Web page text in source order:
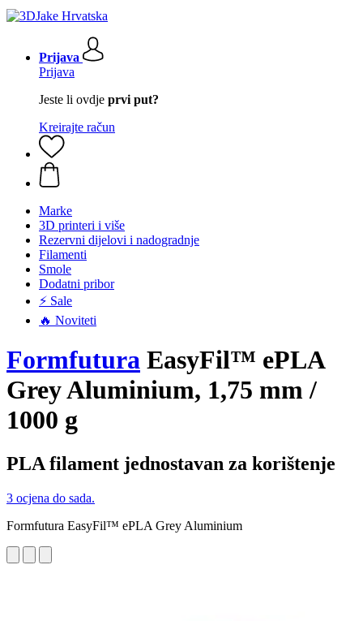
Prijava
Prijava
Jeste li ovdje prvi put?
Kreirajte račun
Marke
3D printeri i više
Rezervni dijelovi i nadogradnje
Filamenti
Smole
Dodatni pribor
⚡ Sale
🔥 Noviteti
Formfutura EasyFil™ ePLA
Grey Aluminium, 1,75 mm /
1000 g
PLA filament jednostavan za korištenje
3 ocjena do sada.
Formfutura EasyFil™ ePLA Grey Aluminium